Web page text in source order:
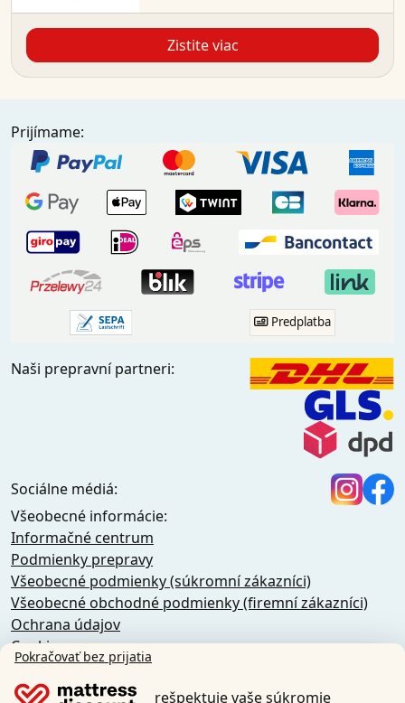
Zistite viac
Prijímame:
Predplatba
Naši prepravní partneri:
Sociálne médiá:
Všeobecné informácie:
Informačné centrum
Podmienky prepravy
Všeobecné podmienky (súkromní zákazníci)
Všeobecné obchodné podmienky (firemní zákazníci)
Ochrana údajov
Cookies
Zásady zrušenia
Odtlačok
Pokračovať bez prijatia
rešpektuje vaše súkromie